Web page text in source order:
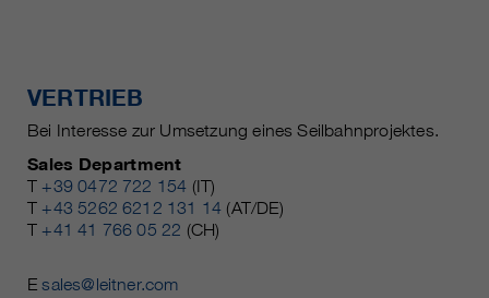
VERTRIEB
Bei Interesse zur Umsetzung eines Seilbahnprojektes.
Sales Department
T +39 0472 722 154 (IT)
T +43 5262 6212 131 14 (AT/DE)
T +41 41 766 05 22 (CH)
Esales@leitner.com